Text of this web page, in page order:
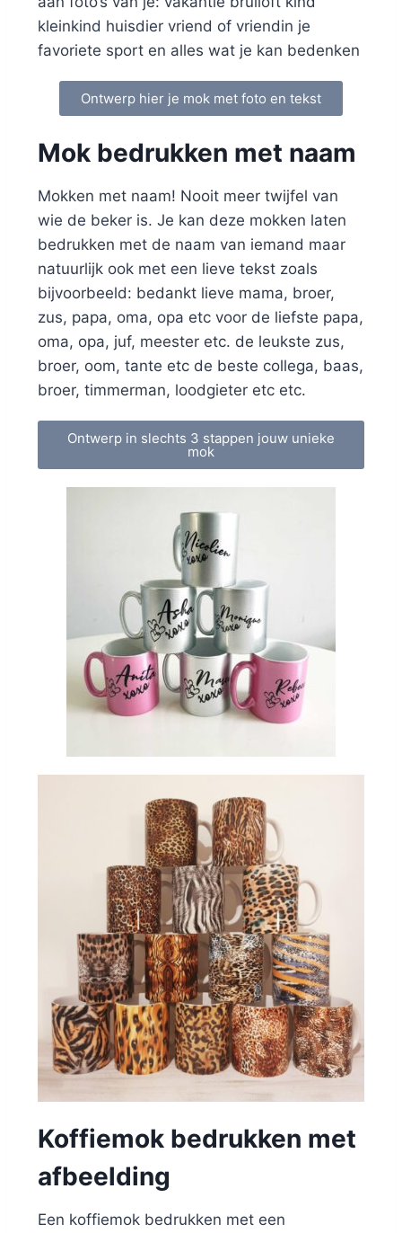
kleinkind huisdier vriend of vriendin je
favoriete sport en alles wat je kan bedenken
Ontwerp hier je mok met foto en tekst
Mok bedrukken met naam
Mokken met naam! Nooit meer twijfel van
wie de beker is. Je kan deze mokken laten
bedrukken met de naam van iemand maar
natuurlijk ook met een lieve tekst zoals
bijvoorbeeld: bedankt lieve mama, broer,
zus, papa, oma, opa etc voor de liefste papa,
oma, opa, juf, meester etc. de leukste zus,
broer, oom, tante etc de beste collega, baas,
broer, timmerman, loodgieter etc etc.
Ontwerp in slechts 3 stappen jouw unieke
mok
Koffiemok bedrukken met
afbeelding
Een koffiemok bedrukken met een